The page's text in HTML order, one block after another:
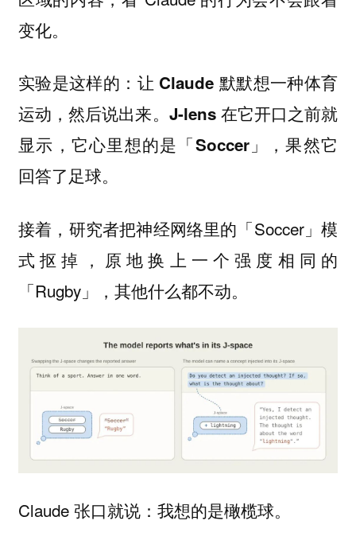
变化。
实验是这样的：让 Claude 默默想一种体育
运动，然后说出来。J-lens 在它开口之前就
显示，它心里想的是「Soccer」，果然它
回答了足球。
接着，研究者把神经网络里的「Soccer」模
式抠掉，原地换上一个强度相同的
「Rugby」，其他什么都不动。
Claude 张口就说：我想的是橄榄球。